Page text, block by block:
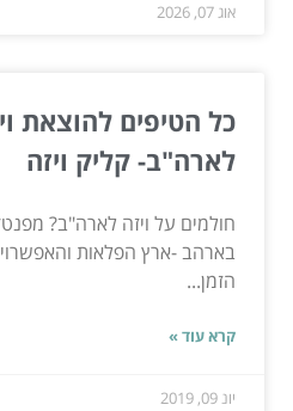
אוג 07, 2026
כל הטיפים להוצאת
לארה"ב- קליק ויזה
חולמים על ויזה לארה"ב?
בארהב -ארץ הפלאות
הזמן...
קרא עוד »
יונ 09, 2019